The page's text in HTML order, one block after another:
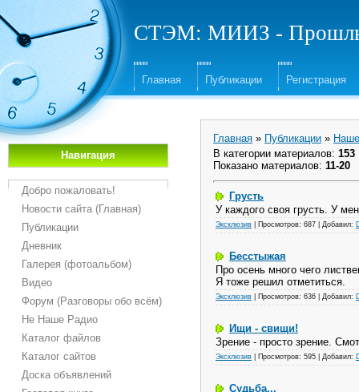
СТЭМ: МИИЗ -
Главная Публикации Регистрация
Навигация
Добро пожаловать!
Новости сайта (Главная)
Публикации
Дневник
Галерея (фотоальбом)
Видео
Форум (Разговоры обо всём)
Не Наше Радио
Каталог файлов
Каталог сайтов
Доска объявлений
Главная » Публикации » Наше
В категории материалов: 153
Показано материалов: 11-20
Грусть
У каждого своя грусть. У
Эксклюзив Просмотров: 687 Добавил:
Бесстыжая
Про осень много чего
Я тоже решил отметиться.
Эксклюзив Просмотров: 636 Добавил:
Ищи - свищи!
Зрение - просто зрение.
Эксклюзив Просмотров: 595 Добавил:
Судьба...